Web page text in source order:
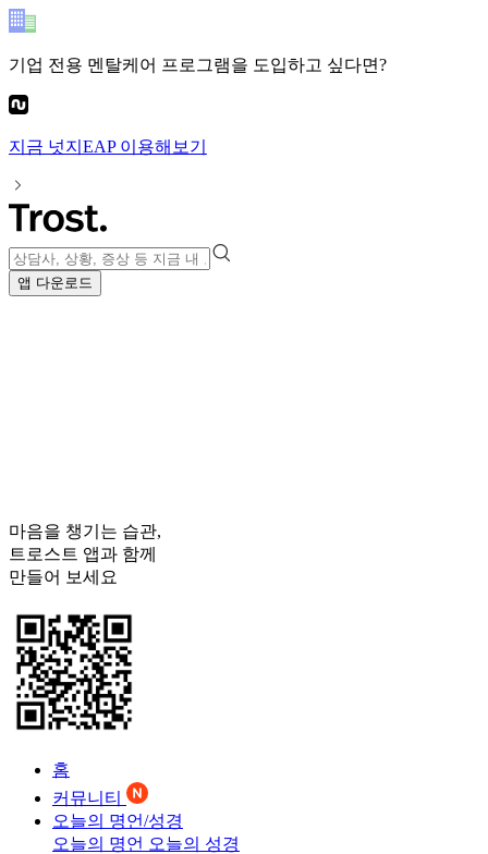
기업 전용 멘탈케어 프로그램을 도입하고 싶다면?
지금 넛지EAP이용해보기
앱 다운로드
마음을 챙기는 습관,
트로스트 앱과 함께
만들어 보세요
홈
커뮤니티
오늘의 명언/성경
오늘의 명언 오늘의 성경